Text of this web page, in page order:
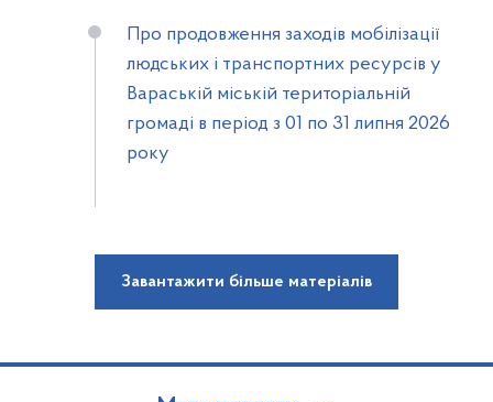
Про продовження заходів мобілізації
людських і транспортних ресурсів у
Вараській міській територіальній
громаді в період з 01 по 31 липня 2026
року
Завантажити більше матеріалів